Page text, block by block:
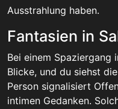
Ausstrahlung haben.
Fantasien in
Bei einem Spaziergang
Blicke, und du siehst
Person signalisiert
intimen Gedanken.